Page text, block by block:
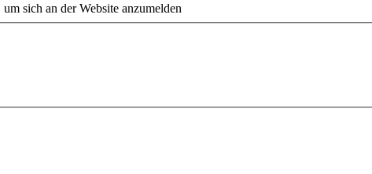
sich an der Website anzumelden